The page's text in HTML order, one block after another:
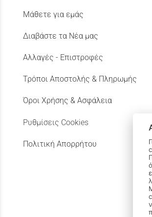
Μάθετε για εμάς
Διαβάστε τα Νέα μας
Αλλαγές - Επιστροφές
Τρόποι Αποστολής & Πληρωμής
Όροι Χρήσης & Ασφάλεια
Ρυθμίσεις Cookies
Πολιτική Απορρήτου